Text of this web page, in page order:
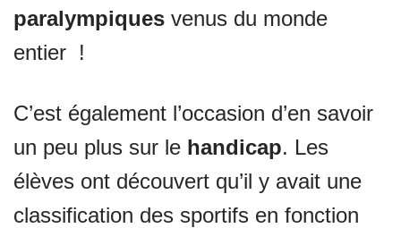
paralympiques venus du monde
entier !
C’est également l’occasion d’en savoir
un peu plus sur le handicap. Les
élèves ont découvert qu’il y avait une
classification des sportifs en fonction